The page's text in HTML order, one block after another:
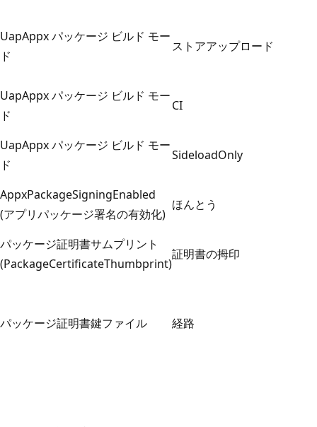
UapAppx パッケージ ビルド モー
ド
ストアアップロード
UapAppx パッケージ ビルド モー
ド
CI
UapAppx パッケージ ビルド モー
ド
SideloadOnly
AppxPackageSigningEnabled
(アプリパッケージ署名の有効化)
ほんとう
パッケージ証明書サムプリント
(PackageCertificateThumbprint)
証明書の拇印
パッケージ証明書鍵ファイル 経路